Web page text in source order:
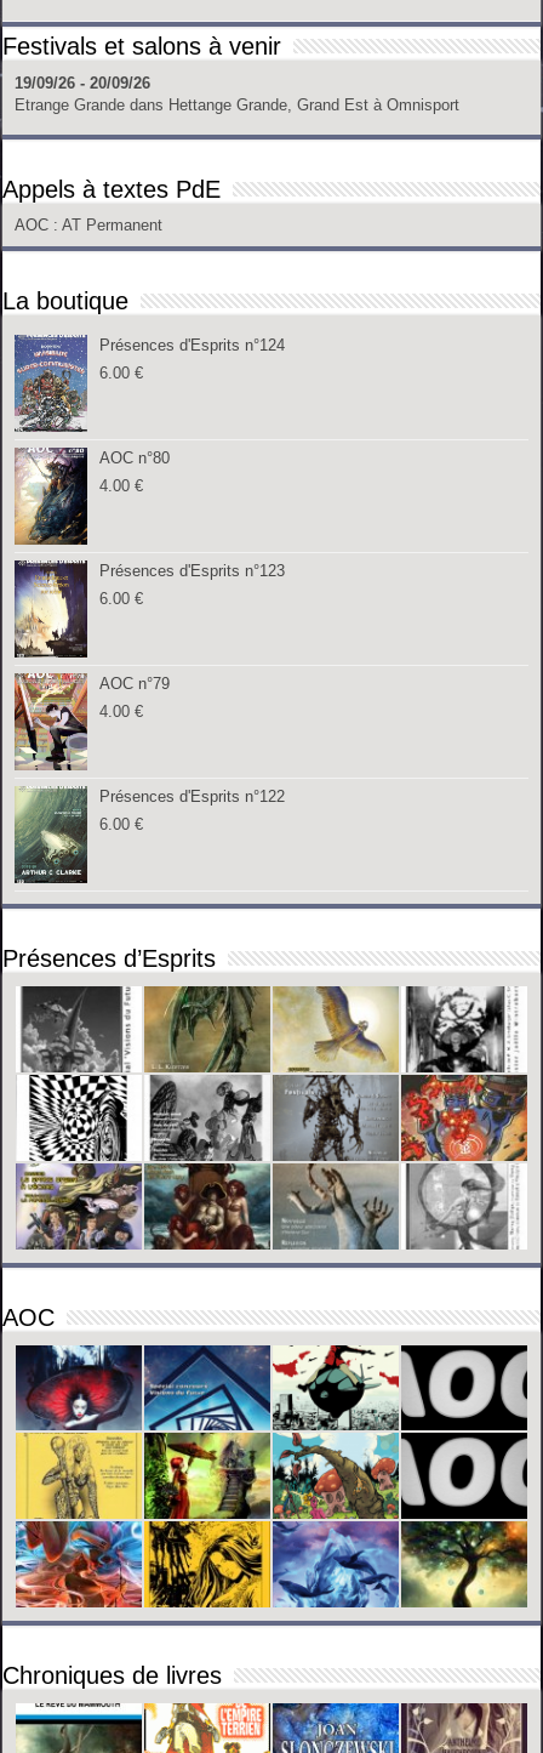
Festivals et salons à venir
19/09/26 - 20/09/26
Etrange Grande dans Hettange Grande, Grand Est à Omnisport
Appels à textes PdE
AOC : AT Permanent
La boutique
Présences d'Esprits n°124
6.00€
AOC n°80
4.00€
Présences d'Esprits n°123
6.00€
AOC n°79
4.00€
Présences d'Esprits n°122
6.00€
Présences d’Esprits
AOC
Chroniques de livres